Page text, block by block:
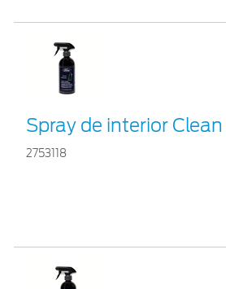
Spray de interior Clean
2753118